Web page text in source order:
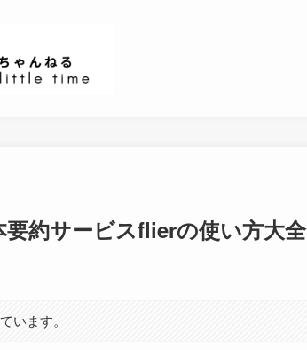
要約サービスflierの使い方大全
います。